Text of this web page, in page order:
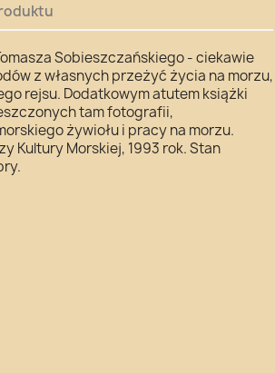
Sobieszczańskiego - ciekawie
z własnych przeżyć życia na morzu,
rejsu. Dodatkowym atutem książki
tam fotografii,
żywiołu i pracy na morzu.
Kultury Morskiej, 1993 rok. Stan